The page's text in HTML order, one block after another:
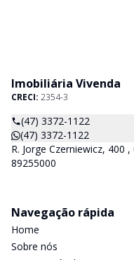
Imobiliária Vivenda
CRECI: 2354-3
(47) 3372-1122
(47) 3372-1122
R. Jorge Czerniewicz, 400
89255000
Navegação rápida
Home
Sobre nós